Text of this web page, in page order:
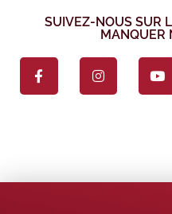
SUIVEZ-NOUS SUR
MANQUER